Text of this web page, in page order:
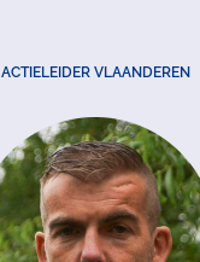
ACTIELEIDER VLAANDEREN